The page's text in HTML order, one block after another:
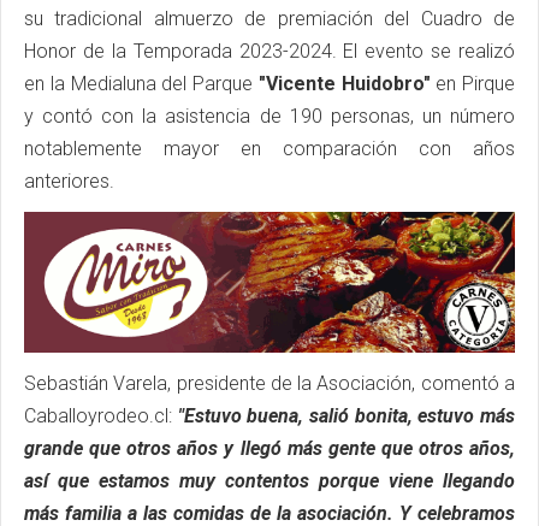
su tradicional almuerzo de premiación del Cuadro de
Honor de la Temporada 2023-2024. El evento se realizó
en la Medialuna del Parque "Vicente Huidobro" en Pirque
y contó con la asistencia de 190 personas, un número
notablemente mayor en comparación con años
anteriores.
Sebastián Varela, presidente de la Asociación, comentó a
Caballoyrodeo.cl: "Estuvo buena, salió bonita, estuvo más
grande que otros años y llegó más gente que otros años,
así que estamos muy contentos porque viene llegando
más familia a las comidas de la asociación. Y celebramos